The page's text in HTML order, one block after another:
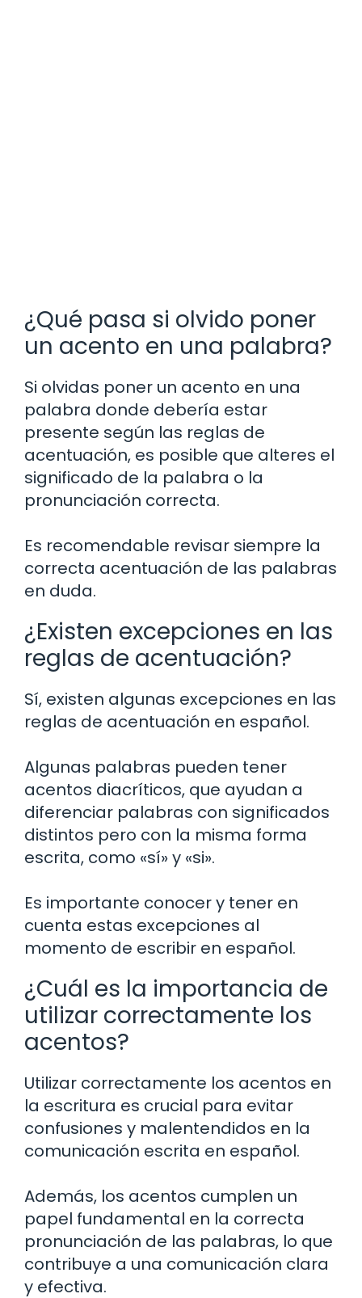
¿Qué pasa si olvido poner
un acento en una palabra?
Si olvidas poner un acento en una
palabra donde debería estar
presente según las reglas de
acentuación, es posible que alteres el
significado de la palabra o la
pronunciación correcta.
Es recomendable revisar siempre la
correcta acentuación de las palabras
en duda.
¿Existen excepciones en las
reglas de acentuación?
Sí, existen algunas excepciones en las
reglas de acentuación en español.
Algunas palabras pueden tener
acentos diacríticos, que ayudan a
diferenciar palabras con significados
distintos pero con la misma forma
escrita, como «sí» y «si».
Es importante conocer y tener en
cuenta estas excepciones al
momento de escribir en español.
¿Cuál es la importancia de
utilizar correctamente los
acentos?
Utilizar correctamente los acentos en
la escritura es crucial para evitar
confusiones y malentendidos en la
comunicación escrita en español.
Además, los acentos cumplen un
papel fundamental en la correcta
pronunciación de las palabras, lo que
contribuye a una comunicación clara
y efectiva.